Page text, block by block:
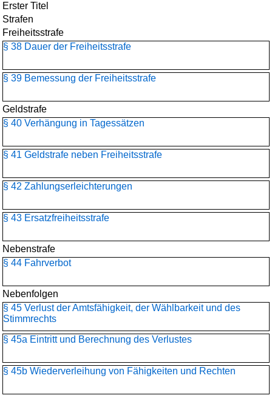
Erster Titel
Strafen
Freiheitsstrafe
§ 38 Dauer der Freiheitsstrafe
§ 39 Bemessung der Freiheitsstrafe
Geldstrafe
§ 40 Verhängung in Tagessätzen
§ 41 Geldstrafe neben Freiheitsstrafe
§ 42 Zahlungserleichterungen
§ 43 Ersatzfreiheitsstrafe
Nebenstrafe
§ 44 Fahrverbot
Nebenfolgen
§ 45 Verlust der Amtsfähigkeit, der Wählbarkeit und des
Stimmrechts
§ 45a Eintritt und Berechnung des Verlustes
§ 45b Wiederverleihung von Fähigkeiten und Rechten